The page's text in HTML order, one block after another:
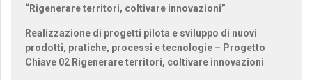
“Rigenerare territori, coltivare innovazioni”
Realizzazione di progetti pilota e sviluppo di nuovi
prodotti, pratiche, processi e tecnologie – Progetto
Chiave 02 Rigenerare territori, coltivare innovazioni